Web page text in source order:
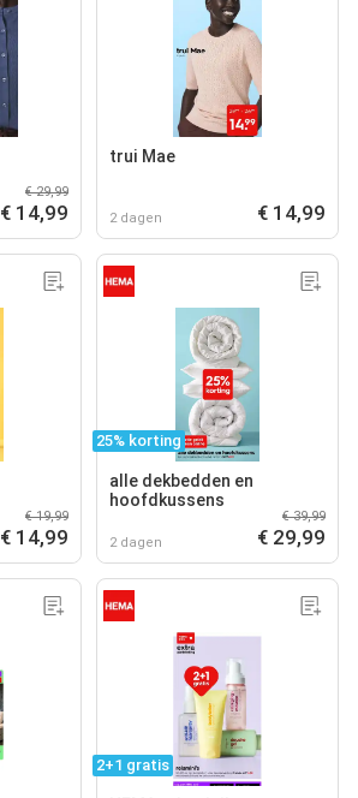
€ 29,99
€ 14,99
trui Mae
2 dagen € 14,99
€ 19,99
€ 14,99
25% korting
alle dekbedden en
hoofdkussens
2 dagen
€ 39,99
€ 29,99
2+1 gratis